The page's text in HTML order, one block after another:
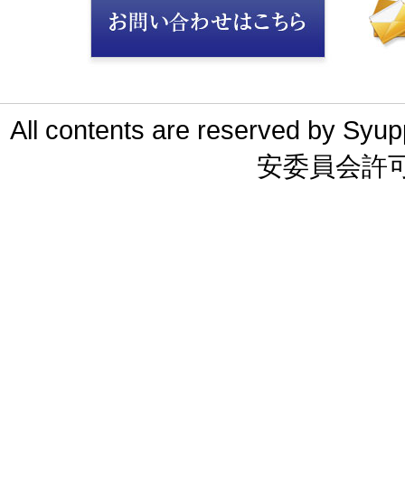
All contents are reserved by
安委員会許